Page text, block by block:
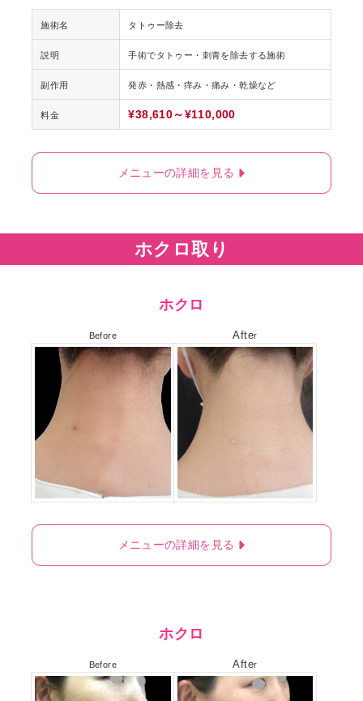
施術名 タトゥー除去
説明 手術でタトゥー・刺青を除去する施術
副作用 発赤・熱感・痒み・痛み・乾燥など
料金 ¥38,610～¥110,000
メニューの詳細を見る
ホクロ取り
ホクロ
Before After
メニューの詳細を見る
ホクロ
Before After